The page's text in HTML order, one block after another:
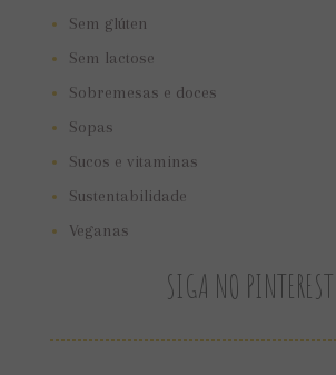
Sem glúten
Sem lactose
Sobremesas e doces
Sopas
Sucos e vitaminas
Sustentabilidade
Veganas
SIGA NO PINTEREST